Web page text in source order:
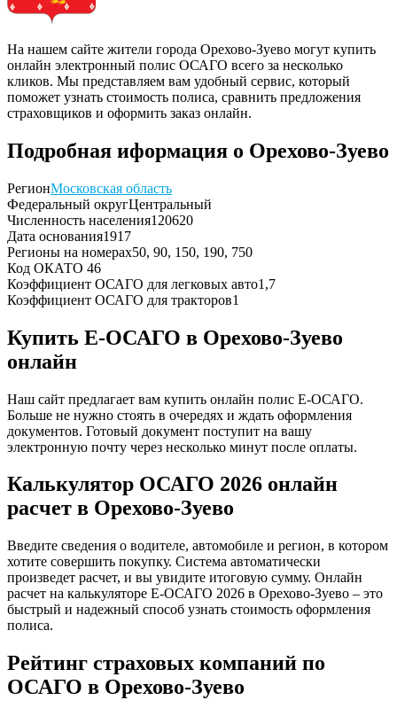
На нашем сайте жители города Орехово-Зуево могут купить
онлайн электронный полис ОСАГО всего за несколько
кликов. Мы представляем вам удобный сервис, который
поможет узнать стоимость полиса, сравнить предложения
страховщиков и оформить заказ онлайн.
Подробная иформация о Орехово-Зуево
РегионМосковская область
Федеральный округЦентральный
Численность населения120620
Дата основания1917
Регионы на номерах50, 90, 150, 190, 750
Код ОКАТО 46
Коэффициент ОСАГО для легковых авто1,7
Коэффициент ОСАГО для тракторов1
Купить Е-ОСАГО в Орехово-Зуево
онлайн
Наш сайт предлагает вам купить онлайн полис Е-ОСАГО.
Больше не нужно стоять в очередях и ждать оформления
документов. Готовый документ поступит на вашу
электронную почту через несколько минут после оплаты.
Калькулятор ОСАГО 2026 онлайн
расчет в Орехово-Зуево
Введите сведения о водителе, автомобиле и регион, в котором
хотите совершить покупку. Система автоматически
произведет расчет, и вы увидите итоговую сумму. Онлайн
расчет на калькуляторе Е-ОСАГО 2026 в Орехово-Зуево – это
быстрый и надежный способ узнать стоимость оформления
полиса.
Рейтинг страховых компаний по
ОСАГО в Орехово-Зуево